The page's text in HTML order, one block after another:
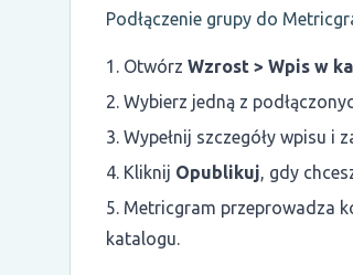
Podłączenie grupy do
Otwórz Wzrost > Wpis w
Wybierz jedną z
Wypełnij szczegóły wpisu i
Kliknij Opublikuj, gdy
Metricgram przeprowadza
katalogu.